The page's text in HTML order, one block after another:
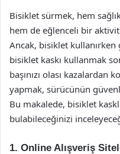
Bisiklet sürmek, hem
hem de eğlenceli bir
Ancak, bisiklet
bisiklet kaskı kullanmak
başınızı olası
yapmak, sürücünün
Bu makalede, bisiklet
bulabileceğinizi
1. Online Alışveriş